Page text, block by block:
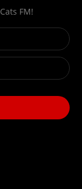
FM!